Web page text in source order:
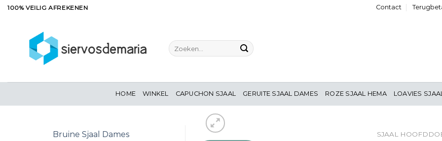
Ga100% VEILIG AFREKENEN Contact
Zoeken
naar:
HOME WINKEL CAPUCHON SJAAL GERUITE SJAAL DAMES ROZE SJAAL HEMA LOAVIES
Bruine Sjaal Dames
SJAAL